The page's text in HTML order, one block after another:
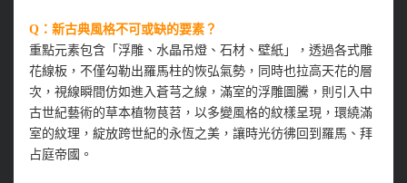
Q：新古典風格不可或缺的要素？
重點元素包含「浮雕、水晶吊燈、石材、壁紙」，透過各式雕
花線板，不僅勾勒出羅馬柱的恢弘氣勢，同時也拉高天花的層
次，視線瞬間仿如進入蒼芎之線，滿室的浮雕圖騰，則引入中
古世紀藝術的草本植物茛苕，以多變風格的紋樣呈現，環繞滿
室的紋理，綻放跨世紀的永恆之美，讓時光彷彿回到羅馬、拜
占庭帝國。